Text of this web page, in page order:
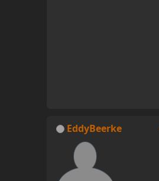
EddyBeerke